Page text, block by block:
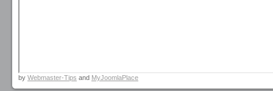
by Webmaster-Tips and MyJoomlaPlace